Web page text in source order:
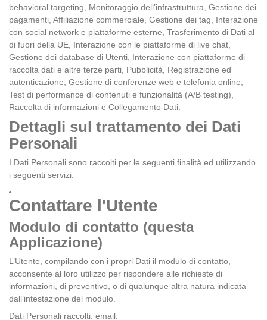
behavioral targeting, Monitoraggio dell’infrastruttura, Gestione dei
pagamenti, Affiliazione commerciale, Gestione dei tag, Interazione
con social network e piattaforme esterne, Trasferimento di Dati al
di fuori della UE, Interazione con le piattaforme di live chat,
Gestione dei database di Utenti, Interazione con piattaforme di
raccolta dati e altre terze parti, Pubblicità, Registrazione ed
autenticazione, Gestione di conferenze web e telefonia online,
Test di performance di contenuti e funzionalità (A/B testing),
Raccolta di informazioni e Collegamento Dati.
Dettagli sul trattamento dei Dati
Personali
I Dati Personali sono raccolti per le seguenti finalità ed utilizzando
i seguenti servizi:
Contattare l'Utente
Modulo di contatto (questa
Applicazione)
L’Utente, compilando con i propri Dati il modulo di contatto,
acconsente al loro utilizzo per rispondere alle richieste di
informazioni, di preventivo, o di qualunque altra natura indicata
dall’intestazione del modulo.
Dati Personali raccolti: email.